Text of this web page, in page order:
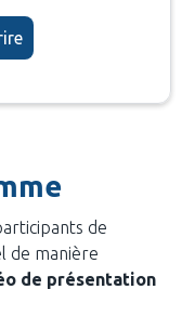
de
de manière
de présentation